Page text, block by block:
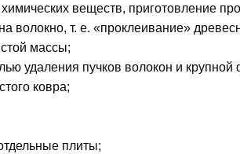
веществ, приготовление
волокно, т. е. «проклеивание»
массы;
удаления пучков волокон и крупной
ковра;
плиты;